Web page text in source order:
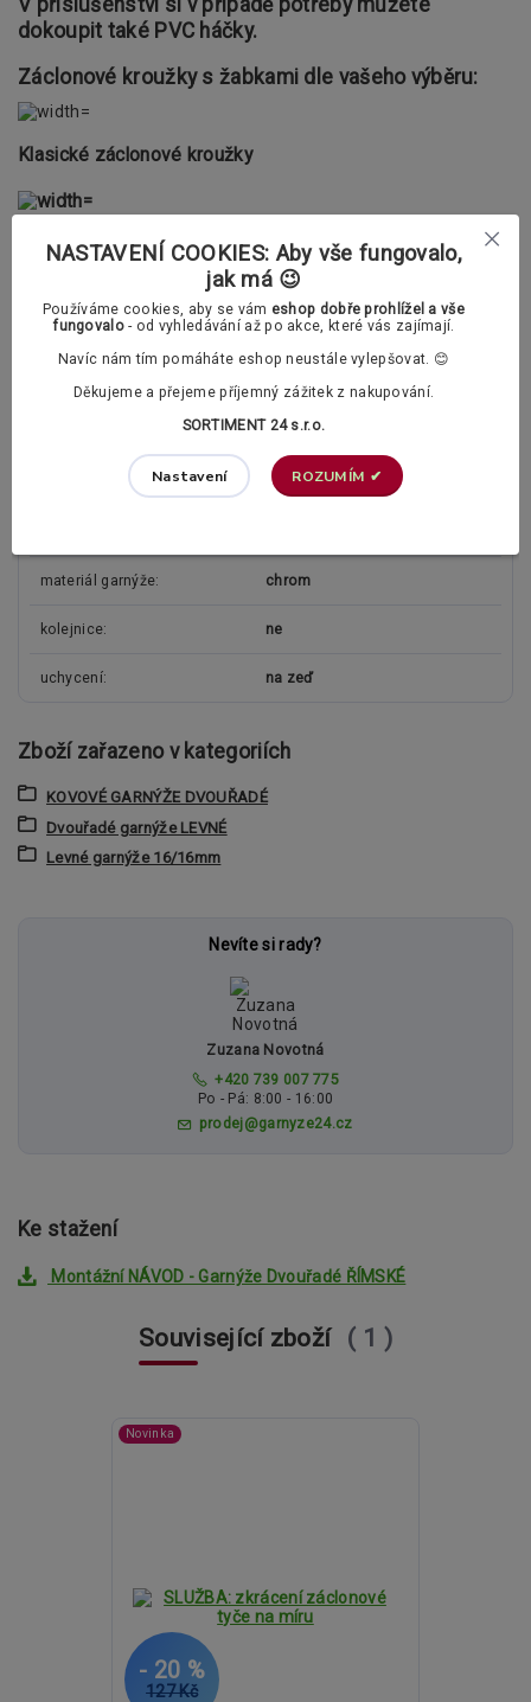
dokoupit také PVC háčky.
Záclonové kroužky s žabkami dle vašeho výběru:
Klasické záclonové kroužky
Polstrované záclonové kroužky (tichý chod)
Doplňující informace
Konzoly lze dodatečně zkracovat a prodlužovat.
dvouřadá
materiál garnýže chrom
kolejnice ne
uchycení na zeď
Zboží zařazeno v kategoriích
KOVOVÉ GARNÝŽE DVOUŘADÉ
Dvouřadé garnýže LEVNÉ
Levné garnýže 16/16mm
Nevíte si rady?
Zuzana Novotná
+420 739 007 775
Po - Pá: 8:00 - 16:00
prodej@garnyze24.cz
Ke stažení
Montážní NÁVOD - Garnýže Dvouřadé ŘÍMSKÉ
Související zboží 1
Novinka
127 Kč
- 20 %
NASTAVENÍ COOKIES: Aby vše fungovalo,
jak má 😉
Používáme cookies, aby se vám eshop dobře prohlížel a vše
fungovalo- od vyhledávání až po akce, které vás zajímají.
Navíc nám tím pomáháte eshop neustále vylepšovat. 😊
Děkujeme a přejeme příjemný zážitek z nakupování.
SORTIMENT 24 s.r.o.
Nastavení ROZUMÍM ✔